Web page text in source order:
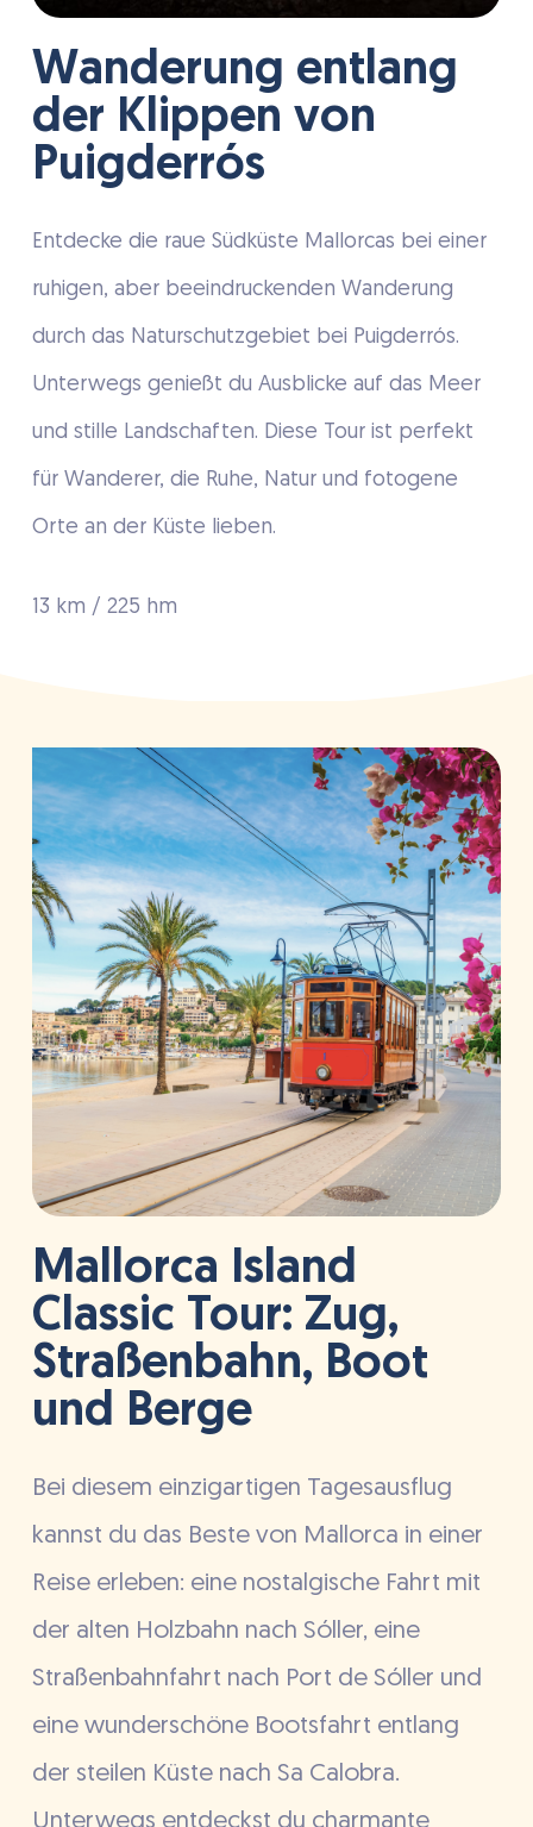
Wanderung entlang
der Klippen von
Puigderrós
Entdecke die raue Südküste Mallorcas bei einer
ruhigen, aber beeindruckenden Wanderung
durch das Naturschutzgebiet bei Puigderrós.
Unterwegs genießt du Ausblicke auf das Meer
und stille Landschaften. Diese Tour ist perfekt
für Wanderer, die Ruhe, Natur und fotogene
Orte an der Küste lieben.
13 km / 225 hm
Mallorca Island
Classic Tour: Zug,
Straßenbahn, Boot
und Berge
Bei diesem einzigartigen Tagesausflug
kannst du das Beste von Mallorca in einer
Reise erleben: eine nostalgische Fahrt mit
der alten Holzbahn nach Sóller, eine
Straßenbahnfahrt nach Port de Sóller und
eine wunderschöne Bootsfahrt entlang
der steilen Küste nach Sa Calobra.
Unterwegs entdeckst du charmante